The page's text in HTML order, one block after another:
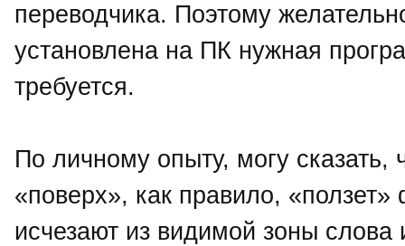
переводчика. Поэтому
установлена на ПК нужная
требуется.
По личному опыту, могу
«поверх», как правило,
исчезают из видимой зоны слова